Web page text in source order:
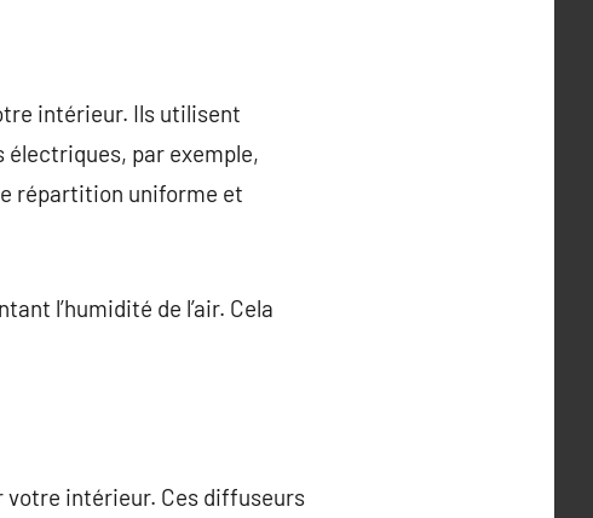
intérieur. Ils utilisent
électriques, par exemple,
répartition uniforme et
l’humidité de l’air. Cela
votre intérieur. Ces diffuseurs